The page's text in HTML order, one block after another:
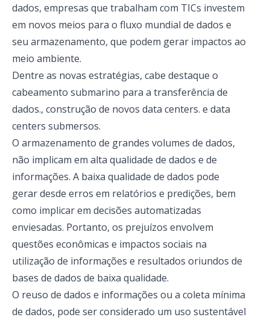
dados, empresas que trabalham com TICs investem
em novos meios para o fluxo mundial de dados e
seu armazenamento, que podem gerar impactos ao
meio ambiente.
Dentre as novas estratégias, cabe destaque o
cabeamento submarino para a transferência de
dados., construção de novos data centers. e data
centers submersos.
O armazenamento de grandes volumes de dados,
não implicam em alta qualidade de dados e de
informações. A baixa qualidade de dados pode
gerar desde erros em relatórios e predições, bem
como implicar em decisões automatizadas
enviesadas. Portanto, os prejuízos envolvem
questões econômicas e impactos sociais na
utilização de informações e resultados oriundos de
bases de dados de baixa qualidade.
O reuso de dados e informações ou a coleta mínima
de dados, pode ser considerado um uso sustentável